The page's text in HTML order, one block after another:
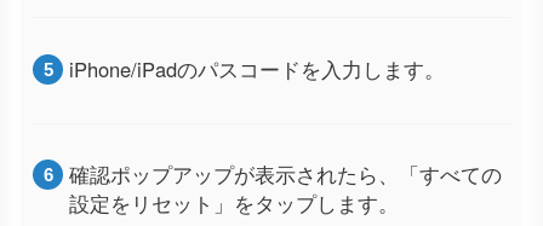
iPhone/iPadのパスコードを入力します。
確認ポップアップが表示されたら、「すべての
設定をリセット」をタップします。